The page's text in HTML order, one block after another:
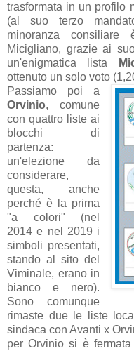
trasformata in un profilo
(al suo terzo
minoranza
Micigliano, grazie ai
un'enigmatica lista
ottenuto un solo voto
Passiamo poi a
Orvinio, comune
con quattro liste ai
blocchi di
partenza:
un'elezione da
considerare,
questa, anche
perché è la prima
"a colori" (nel
2014 e nel 2019 i
simboli presentati,
stando al sito del
Viminale, erano in
bianco e nero).
Sono comunque
rimaste due le liste
sindaca con Avanti x
per Orvinio si è